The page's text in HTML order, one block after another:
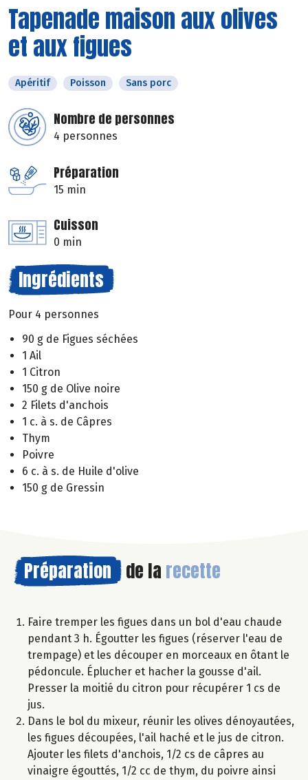
Tapenade maison aux olives
et aux figues
Apéritif Poisson Sans porc
Nombre de personnes
4 personnes
Préparation
15 min
Cuisson
0 min
Ingrédients
Pour 4 personnes
90 g de Figues séchées
1 Ail
1 Citron
150 g de Olive noire
2 Filets d'anchois
1 c. à s. de Câpres
Thym
Poivre
6 c. à s. de Huile d'olive
150 g de Gressin
Préparation de la recette
Faire tremper les figues dans un bol d'eau chaude
pendant 3 h. Égoutter les figues (réserver l'eau de
trempage) et les découper en morceaux en ôtant le
pédoncule. Éplucher et hacher la gousse d'ail.
Presser la moitié du citron pour récupérer 1 cs de
jus.
Dans le bol du mixeur, réunir les olives dénoyautées,
les figues découpées, l'ail haché et le jus de citron.
Ajouter les filets d'anchois, 1/2 cs de câpres au
vinaigre égouttés, 1/2 cc de thym, du poivre ainsi